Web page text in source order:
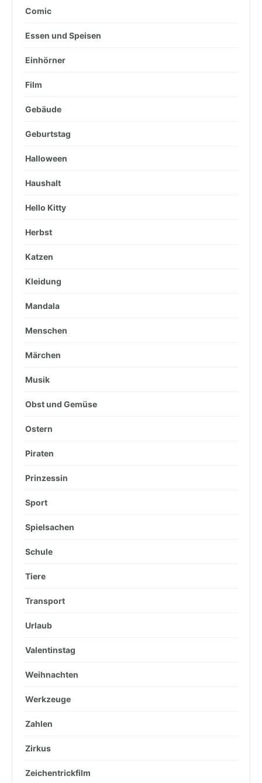
Comic
Essen und Speisen
Einhörner
Film
Gebäude
Geburtstag
Halloween
Haushalt
Hello Kitty
Herbst
Katzen
Kleidung
Mandala
Menschen
Märchen
Musik
Obst und Gemüse
Ostern
Piraten
Prinzessin
Sport
Spielsachen
Schule
Tiere
Transport
Urlaub
Valentinstag
Weihnachten
Werkzeuge
Zahlen
Zirkus
Zeichentrickfilm